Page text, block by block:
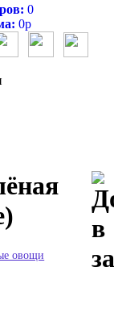
0
0р
овощи